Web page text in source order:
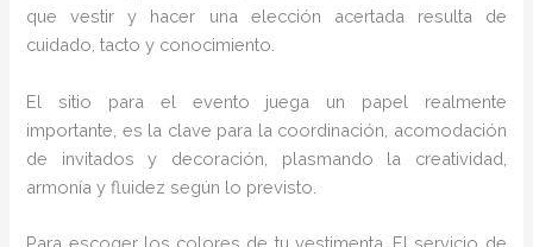
que vestir y hacer una elección acertada resulta de
cuidado, tacto y conocimiento.
El sitio para el evento juega un papel realmente
importante, es la clave para la coordinación, acomodación
de invitados y decoración, plasmando la creatividad,
armonía y fluidez según lo previsto.
Para escoger los colores de tu vestimenta, El servicio de